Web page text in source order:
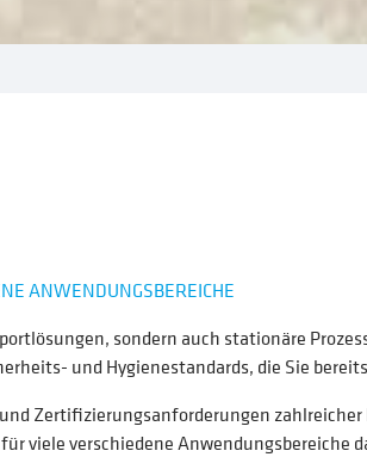
ANWENDUNGSBEREICHE
sondern auch stationäre
und Hygienestandards, die Sie
Zertifizierungsanforderungen
viele verschiedene Anwendungsbereiche